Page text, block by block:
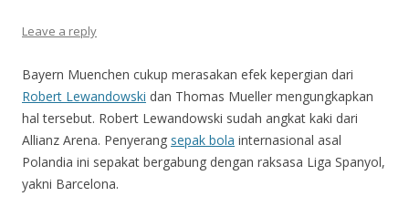
Leave a reply
Bayern Muenchen cukup merasakan efek kepergian dari
Robert Lewandowski dan Thomas Mueller mengungkapkan
hal tersebut. Robert Lewandowski sudah angkat kaki dari
Allianz Arena. Penyerang sepak bola internasional asal
Polandia ini sepakat bergabung dengan raksasa Liga Spanyol,
yakni Barcelona.